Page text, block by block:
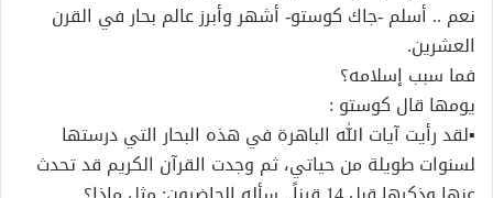
نعم .. أسلم -جاك كوستو- أشهر وأبرز عالم بحار في القرن
العشرين.
فما سبب إسلامه؟
يومها قال كوستو :
▪لقد رأيت آيات الله الباهرة في هذه البحار التي درستها
لسنوات طويلة من حياتي، ثم وجدت القرآن الكريم قد تحدث